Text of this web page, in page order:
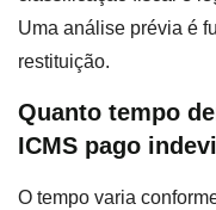
Uma análise prévia é
restituição.
Quanto tempo
ICMS pago
O tempo varia